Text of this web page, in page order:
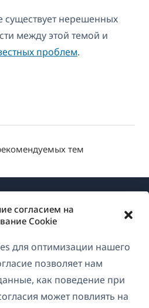
согласием на
Cookie
для оптимизации нашего
позволяет нам
как поведение при
может повлиять на
существует нерешенных
между этой темой и
проблем.
тем
О WPML
конфиденциальности
к нашей команде